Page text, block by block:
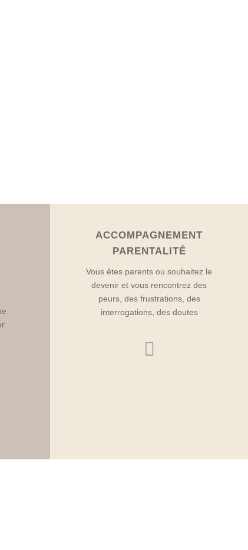
ACCOMPAGNEMENT
PARENTALITÉ
Vous êtes parents ou souhaitez le
devenir et vous rencontrez des
peurs, des frustrations, des
interrogations, des doutes
